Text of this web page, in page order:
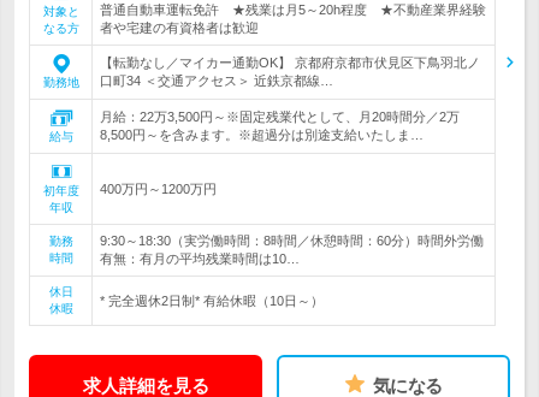
対象と
なる方
普通自動車運転免許 ★残業は月5～20h程度 ★不動産業界経験
者や宅建の有資格者は歓迎
勤務地
【転勤なし／マイカー通勤OK】 京都府京都市伏見区下鳥羽北ノ
口町34 ＜交通アクセス＞ 近鉄京都線…
給与
月給：22万3,500円～※固定残業代として、月20時間分／2万
8,500円～を含みます。※超過分は別途支給いたしま…
初年度
年収
400万円～1200万円
勤務
時間
9:30～18:30（実労働時間：8時間／休憩時間：60分）時間外労働
有無：有月の平均残業時間は10…
休日
休暇
* 完全週休2日制* 有給休暇（10日～）
求人詳細を見る 気になる